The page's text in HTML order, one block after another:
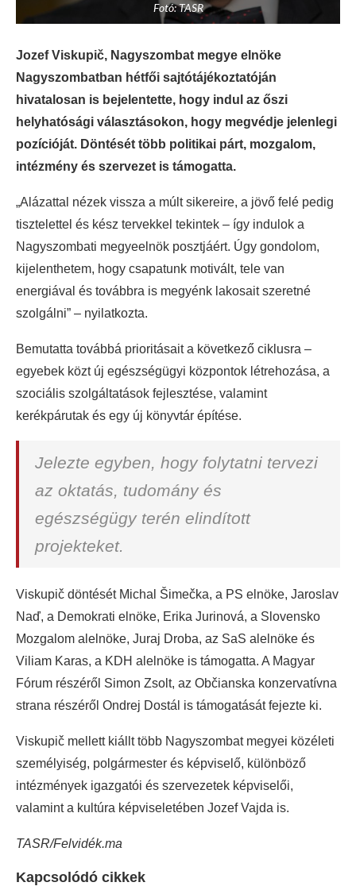
Fotó: TASR
Jozef Viskupič, Nagyszombat megye elnöke
Nagyszombatban hétfői sajtótájékoztatóján
hivatalosan is bejelentette, hogy indul az őszi
helyhatósági választásokon, hogy megvédje jelenlegi
pozícióját. Döntését több politikai párt, mozgalom,
intézmény és szervezet is támogatta.
„Alázattal nézek vissza a múlt sikereire, a jövő felé pedig
tisztelettel és kész tervekkel tekintek – így indulok a
Nagyszombati megyeelnök posztjáért. Úgy gondolom,
kijelenthetem, hogy csapatunk motivált, tele van
energiával és továbbra is megyénk lakosait szeretné
szolgálni” – nyilatkozta.
Bemutatta továbbá prioritásait a következő ciklusra –
egyebek közt új egészségügyi központok létrehozása, a
szociális szolgáltatások fejlesztése, valamint
kerékpárutak és egy új könyvtár építése.
Jelezte egyben, hogy folytatni tervezi
az oktatás, tudomány és
egészségügy terén elindított
projekteket.
Viskupič döntését Michal Šimečka, a PS elnöke, Jaroslav
Naď, a Demokrati elnöke, Erika Jurinová, a Slovensko
Mozgalom alelnöke, Juraj Droba, az SaS alelnöke és
Viliam Karas, a KDH alelnöke is támogatta. A Magyar
Fórum részéről Simon Zsolt, az Občianska konzervatívna
strana részéről Ondrej Dostál is támogatását fejezte ki.
Viskupič mellett kiállt több Nagyszombat megyei közéleti
személyiség, polgármester és képviselő, különböző
intézmények igazgatói és szervezetek képviselői,
valamint a kultúra képviseletében Jozef Vajda is.
TASR/Felvidék.ma
Kapcsolódó cikkek